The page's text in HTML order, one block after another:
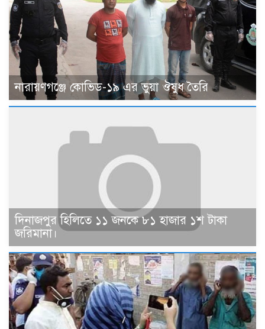
নারায়ণগঞ্জে কোভিড-১৯ এর ভুয়া ঔষুধ তৈরি
দিনাজপুর হিলিতে ১১ জনকে ৮১ হাজার ১শ টাকা
জরিমানা।